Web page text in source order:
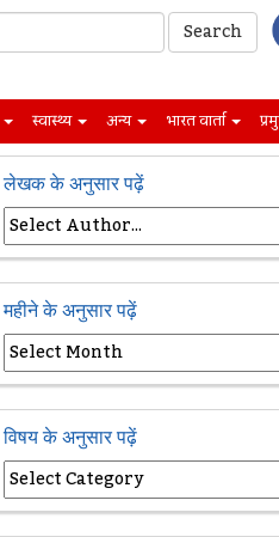
स्वास्थ्य अन्य भारत वार्ता
लेखक के अनुसार पढ़ें
महीने के अनुसार पढ़ें
विषय के अनुसार पढ़ें